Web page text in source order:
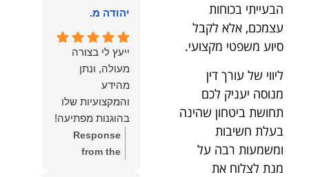
הבעייתי בכוחות
עצמכם, אלא לקבל
סיוע משפטי מקצועי.
ליווי של עורך דין
מנוסה יעניק לכם
תחושת ביטחון שהינה
בעלת חשיבות
ומשמעות רבה על
מנת לצלוח את
העוצמות
.והצגת אמת
.תודה לכם תמיד
תשאירו לי אור
בעניים .
רבה על המילים
והחמות! כיף
גדול לשמוע
שהרגשת בידיים
טובות. בשביל
הצוות שלנו זה
שווה את הכל.
נשמח תמיד
לעמוד לרשותך!
יהודה מ.
ייעץ לי בצורה
מעולה, ונתן
מהידע
והמקצועיות שלו
בהוגנות מפתיעה!
Response
from the